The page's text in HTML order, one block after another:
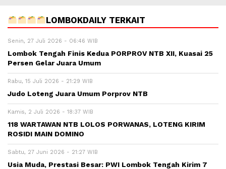
LOMBOKDAILY TERKAIT
Senin, 27 Juli 2026 - 06:46 WIB
Lombok Tengah Finis Kedua PORPROV NTB XII, Kuasai 25
Persen Gelar Juara Umum
Rabu, 15 Juli 2026 - 21:29 WIB
Judo Loteng Juara Umum Porprov NTB
Kamis, 2 Juli 2026 - 18:37 WIB
118 WARTAWAN NTB LOLOS PORWANAS, LOTENG KIRIM
ROSIDI MAIN DOMINO
Sabtu, 27 Juni 2026 - 21:27 WIB
Usia Muda, Prestasi Besar: PWI Lombok Tengah Kirim 7